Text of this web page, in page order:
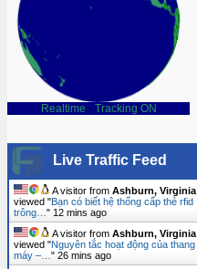
Realtime - Tracking ON
Live Traffic Feed
A visitor from Ashburn, Virginia
viewed "Bạn có biết hệ thống cấp thẻ rfid
trông… " 12 mins ago
A visitor from Ashburn, Virginia
viewed "Nguyên tắc hoạt động của thang
máy –… " 26 mins ago